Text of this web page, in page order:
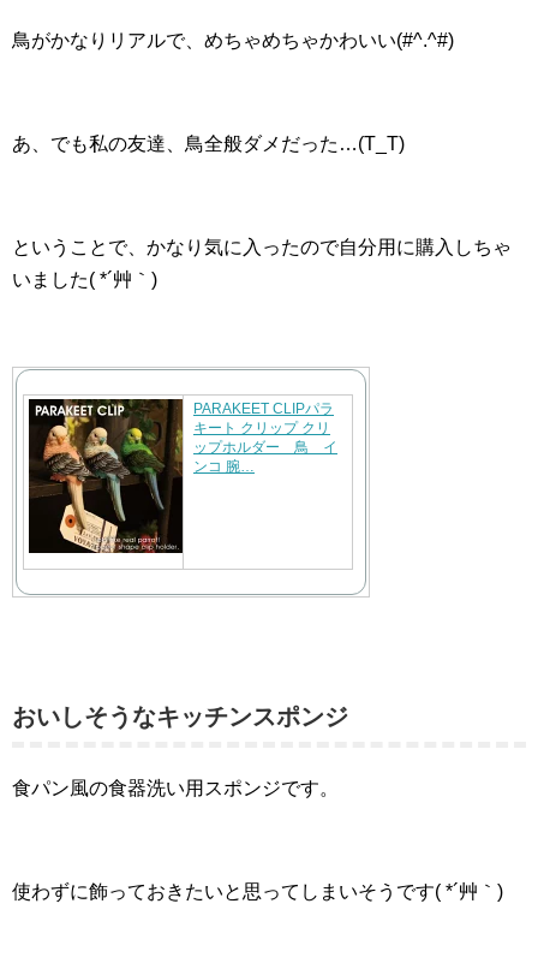
鳥がかなりリアルで、めちゃめちゃかわいい(#^.^#)
あ、でも私の友達、鳥全般ダメだった…(T_T)
ということで、かなり気に入ったので自分用に購入しちゃ
いました( *´艸｀)
PARAKEET CLIPパラ
キート クリップ クリ
ップホルダー 鳥 イ
ンコ 腕…
おいしそうなキッチンスポンジ
食パン風の食器洗い用スポンジです。
使わずに飾っておきたいと思ってしまいそうです( *´艸｀)